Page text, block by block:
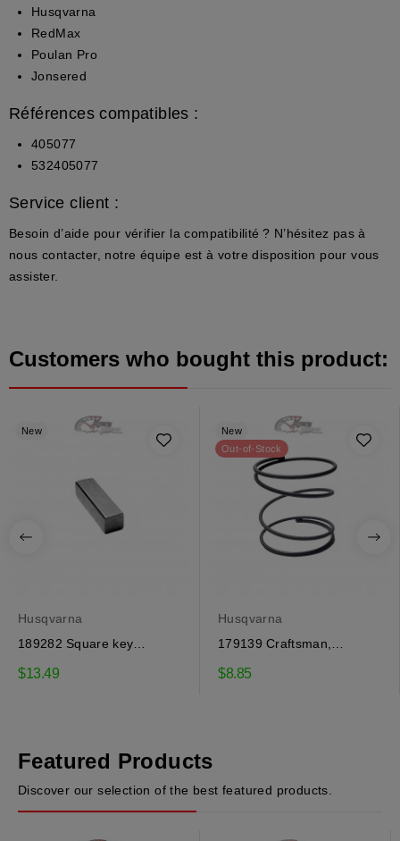
Husqvarna
RedMax
Poulan Pro
Jonsered
Références compatibles :
405077
532405077
Service client :
Besoin d’aide pour vérifier la compatibilité ? N’hésitez pas à
nous contacter, notre équipe est à votre disposition pour vous
assister.
Customers who bought this product:
New
Husqvarna
189282 Square key
Craftsman, Husqvarna
$13.49
New
Out-of-Stock
Husqvarna
179139 Craftsman,
Husqvarna spring
$8.85
Featured Products
Discover our selection of the best featured products.